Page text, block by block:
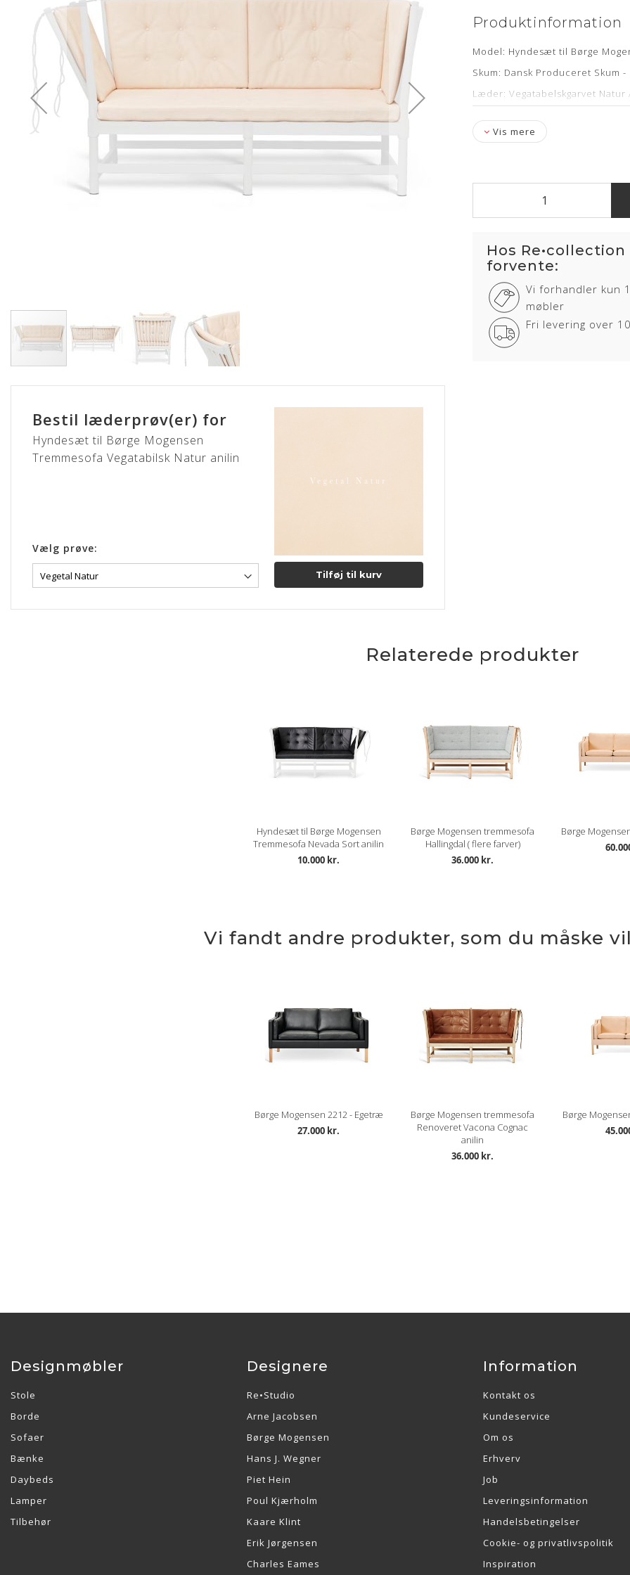
til
Produktinformation
Model: Hyndesæt til Børge
Skum: Dansk Produceret Skum -
Læder: Vegatabelskgarvet
Levering: 3-4 uger
Om læderet
Anilin læder er en eksklusiv
Læderet har en naturlig rå,
siddekomfort samt det
Anilin læder kan variere i farve
sår, ar og stikmærker, som
Vegetal
Vis mere
Hos
forvente:
Vi forhandler kun
møbler
Fri levering over
Bestil læderprøv(er) for
Hyndesæt til Børge Mogensen
Tremmesofa Vegatabilsk Natur anilin
Vælg prøve:
Tilføj til kurv
Relaterede produkter
Hyndesæt til Børge Mogensen
Tremmesofa Nevada Sort anilin
10.000 kr.
Børge Mogensen tremmesofa
Hallingdal ( flere farver)
36.000 kr.
Børge
Vi fandt andre produkter, som du måske
Børge Mogensen 2212 - Egetræ
27.000 kr.
Børge Mogensen tremmesofa
Renoveret Vacona Cognac
anilin
36.000 kr.
Børge
Designmøbler
Stole
Borde
Sofaer
Bænke
Daybeds
Lamper
Tilbehør
Designere
Re•Studio
Arne Jacobsen
Børge Mogensen
Hans J. Wegner
Piet Hein
Poul Kjærholm
Kaare Klint
Erik Jørgensen
Charles Eames
Information
Kontakt os
Kundeservice
Om os
Erhverv
Job
Leveringsinformation
Handelsbetingelser
Cookie- og privatlivspolitik
Inspiration